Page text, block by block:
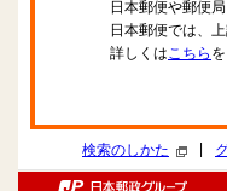
日本郵便や郵便
日本郵便では、
詳しくはこちら
検索のしかた